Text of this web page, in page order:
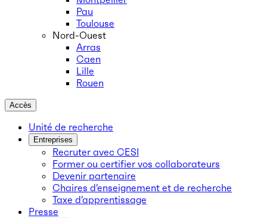
Pau
Toulouse
Nord-Ouest
Arras
Caen
Lille
Rouen
Accès
Unité de recherche
Entreprises
Recruter avec CESI
Former ou certifier vos collaborateurs
Devenir partenaire
Chaires d’enseignement et de recherche
Taxe d’apprentissage
Presse